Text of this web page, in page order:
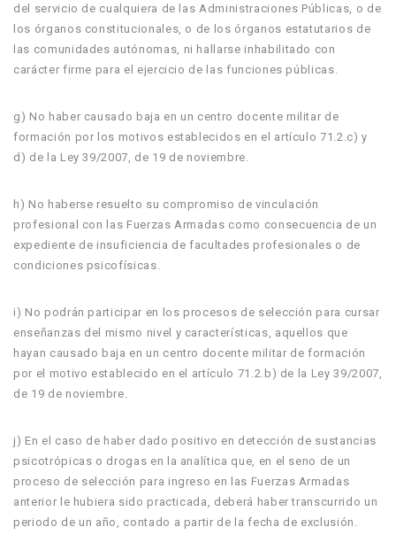
del servicio de cualquiera de las Administraciones Públicas, o de
los órganos constitucionales, o de los órganos estatutarios de
las comunidades autónomas, ni hallarse inhabilitado con
carácter firme para el ejercicio de las funciones públicas.
g) No haber causado baja en un centro docente militar de
formación por los motivos establecidos en el artículo 71.2.c) y
d) de la Ley 39/2007, de 19 de noviembre.
h) No haberse resuelto su compromiso de vinculación
profesional con las Fuerzas Armadas como consecuencia de un
expediente de insuficiencia de facultades profesionales o de
condiciones psicofísicas.
i) No podrán participar en los procesos de selección para cursar
enseñanzas del mismo nivel y características, aquellos que
hayan causado baja en un centro docente militar de formación
por el motivo establecido en el artículo 71.2.b) de la Ley 39/2007,
de 19 de noviembre.
j) En el caso de haber dado positivo en detección de sustancias
psicotrópicas o drogas en la analítica que, en el seno de un
proceso de selección para ingreso en las Fuerzas Armadas
anterior le hubiera sido practicada, deberá haber transcurrido un
periodo de un año, contado a partir de la fecha de exclusión.